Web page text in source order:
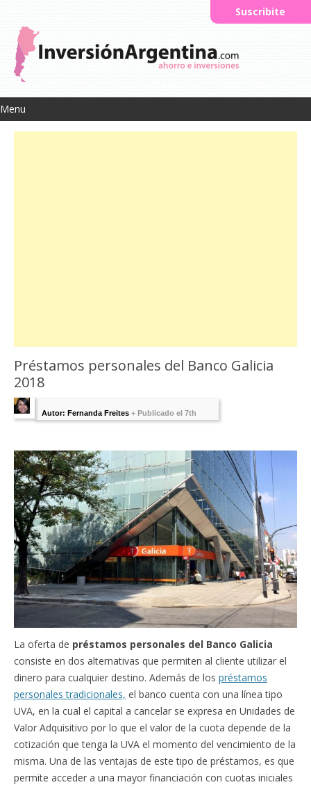
Menu
Suscribite
Préstamos personales del Banco Galicia
2018
Autor: Fernanda Freites + Publicado el 7th
La oferta de préstamos personales del Banco Galicia
consiste en dos alternativas que permiten al cliente utilizar el
dinero para cualquier destino. Además de los préstamos
personales tradicionales, el banco cuenta con una línea tipo
UVA, en la cual el capital a cancelar se expresa en Unidades de
Valor Adquisitivo por lo que el valor de la cuota depende de la
cotización que tenga la UVA el momento del vencimiento de la
misma. Una de las ventajas de este tipo de préstamos, es que
permite acceder a una mayor financiación con cuotas iniciales